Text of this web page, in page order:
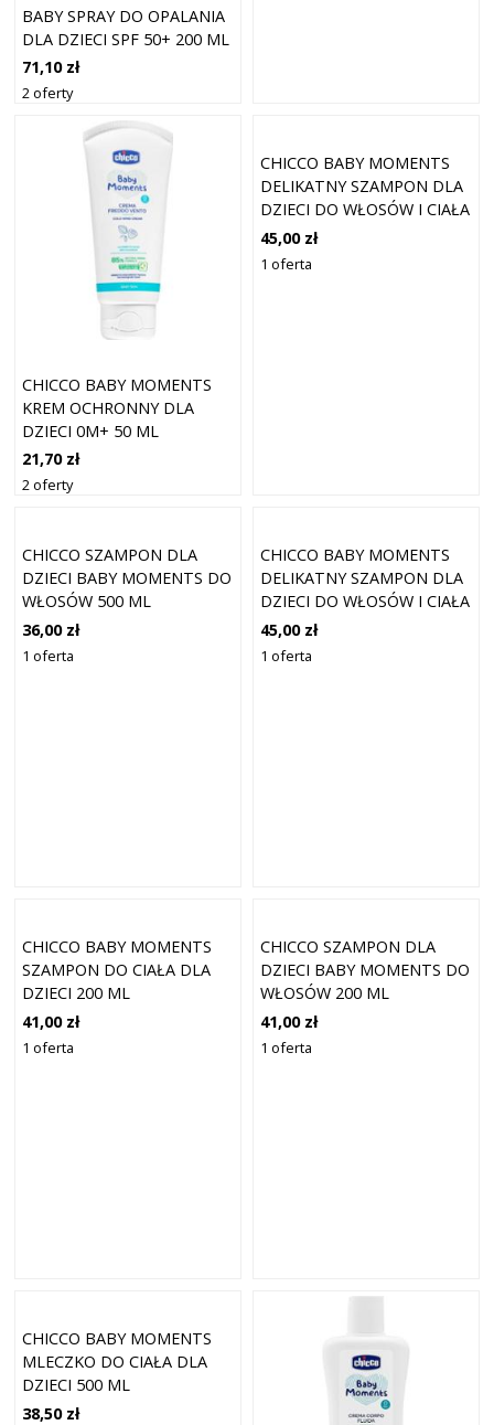
BABY SPRAY DO OPALANIA
DLA DZIECI SPF 50+ 200 ML
71,10 zł
2 oferty
CHICCO BABY MOMENTS
KREM OCHRONNY DLA
DZIECI 0M+ 50 ML
21,70 zł
2 oferty
CHICCO BABY MOMENTS
DELIKATNY SZAMPON DLA
DZIECI DO WŁOSÓW I CIAŁA
500 ML
45,00 zł
1 oferta
CHICCO SZAMPON DLA
DZIECI BABY MOMENTS DO
WŁOSÓW 500 ML
36,00 zł
1 oferta
CHICCO BABY MOMENTS
DELIKATNY SZAMPON DLA
DZIECI DO WŁOSÓW I CIAŁA
200 ML
45,00 zł
1 oferta
CHICCO BABY MOMENTS
SZAMPON DO CIAŁA DLA
DZIECI 200 ML
41,00 zł
1 oferta
CHICCO SZAMPON DLA
DZIECI BABY MOMENTS DO
WŁOSÓW 200 ML
41,00 zł
1 oferta
CHICCO BABY MOMENTS
MLECZKO DO CIAŁA DLA
DZIECI 500 ML
38,50 zł